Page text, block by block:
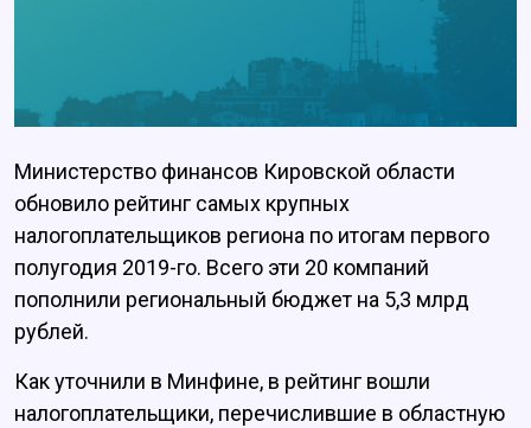
Министерство финансов Кировской области
обновило рейтинг самых крупных
налогоплательщиков региона по итогам первого
полугодия 2019-го. Всего эти 20 компаний
пополнили региональный бюджет на 5,3 млрд
рублей.
Как уточнили в Минфине, в рейтинг вошли
налогоплательщики, перечислившие в областную